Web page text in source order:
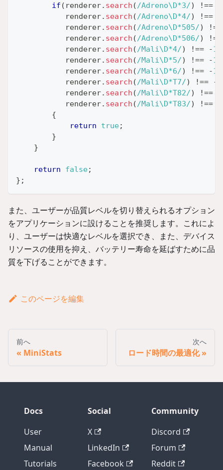
if ( renderer. search (/Adreno\D*3/) !==
           renderer
. search (/Adreno\D*4/) !==
           renderer
. search (/Adreno\D*505/)
!==
           renderer
. search (/Adreno\D*506/)
!==
           renderer
. search (/Mali\D*4/) !== -1
           renderer
. search (/Mali\D*5/) !== -1
           renderer
. search (/Mali\D*6/) !== -1
           renderer
. search (/Mali\D*T7/) !== -
           renderer
. search (/Mali\D*T82/) !==
           renderer
. search (/Mali\D*T83/) !==
{
return
true;
}
}
return false;
} ;
また、ユーザーが品質レベルを切り替えられるオプション
をアプリケーションに設けることを推奨します。これによ
り、ユーザーは快適なレベルを選択でき、また、デバイス
リソースの使用を抑え、バッテリー寿命を延ばすために品
質を下げることができます。
このページを編集
前へ
MiniStats
次へ
ロード時間の最適化
Docs
User
Manual
Tutorials
Social
X
LinkedIn
Facebook
Community
Discord
Forum
Reddit